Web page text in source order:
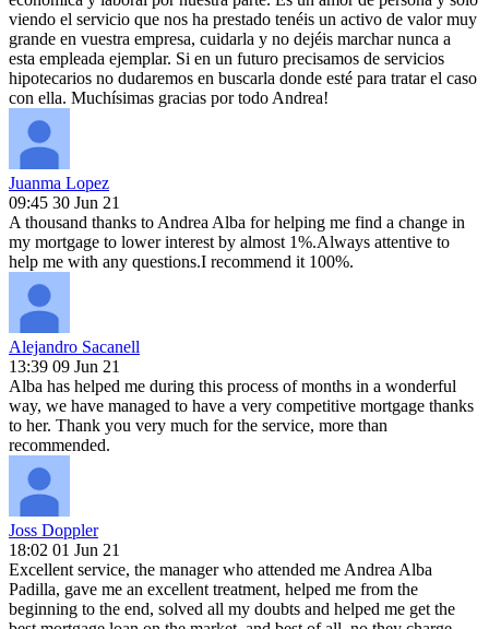
viendo el servicio que nos ha prestado tenéis un activo de valor muy
grande en vuestra empresa, cuidarla y no dejéis marchar nunca a
esta empleada ejemplar. Si en un futuro precisamos de servicios
hipotecarios no dudaremos en buscarla donde esté para tratar el caso
con ella. Muchísimas gracias por todo Andrea!
Juanma Lopez
09:45 30 Jun 21
A thousand thanks to Andrea Alba for helping me find a change in
my mortgage to lower interest by almost 1%.Always attentive to
help me with any questions.I recommend it 100%.
Alejandro Sacanell
13:39 09 Jun 21
Alba has helped me during this process of months in a wonderful
way, we have managed to have a very competitive mortgage thanks
to her. Thank you very much for the service, more than
recommended.
Joss Doppler
18:02 01 Jun 21
Excellent service, the manager who attended me Andrea Alba
Padilla, gave me an excellent treatment, helped me from the
beginning to the end, solved all my doubts and helped me get the